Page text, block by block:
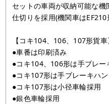
セットの車両が収納可能な
仕切りを採用(機関車は
【コキ104、106、107形貨車
●車番は印刷済み
●コキ104、106形は手ブレ
●コキ107形は手ブレーキハ
●コキ107形は小径車輪採用
●銀色車輪採用